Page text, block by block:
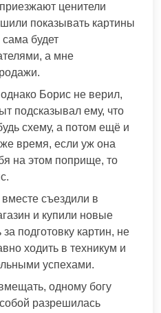
ценители
показывать картины
сама будет
а мне
Борис не верил,
подсказывал ему, что
схему, а потом ещё и
время, если уж она
на этом поприще, то
съездили в
и купили новые
подготовку картин, не
ходить в техникум и
успехами.
одному богу
разрешилась